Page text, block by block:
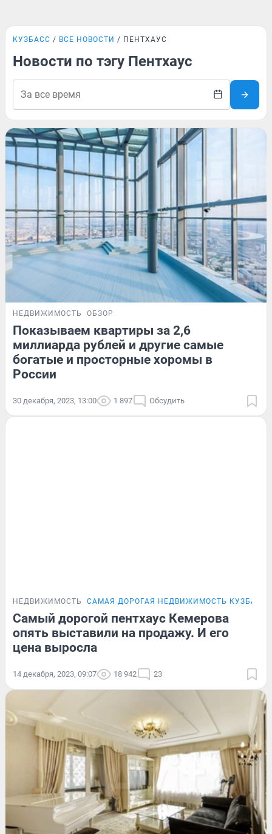
КУЗБАСС ВСЕ НОВОСТИ ПЕНТХАУС
Новости по тэгу Пентхаус
НЕДВИЖИМОСТЬ ОБЗОР
Показываем квартиры за 2,6
миллиарда рублей и другие самые
богатые и просторные хоромы в
России
30 декабря, 2023, 13:00 1 897 Обсудить
НЕДВИЖИМОСТЬ САМАЯ ДОРОГАЯ НЕДВИЖИМОСТЬ КУЗБАССА
Самый дорогой пентхаус Кемерова
опять выставили на продажу. И его
цена выросла
14 декабря, 2023, 09:07 18 942 23